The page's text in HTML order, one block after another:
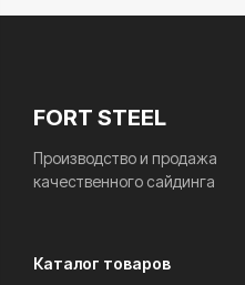
FORT STEEL
Производство и продажа
качественного сайдинга
Каталог товаров